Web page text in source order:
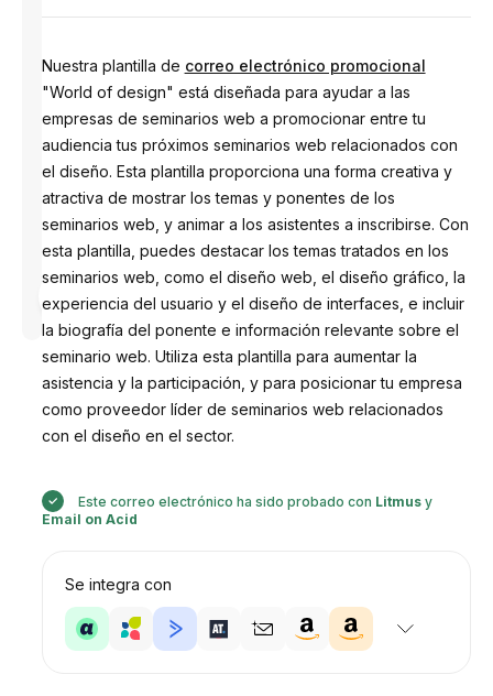
Diseñado
por
Anastasiia
Nuestra plantilla de correo electrónico promocional
"World of design" está diseñada para ayudar a las
empresas de seminarios web a promocionar entre tu
audiencia tus próximos seminarios web relacionados con
el diseño. Esta plantilla proporciona una forma creativa y
atractiva de mostrar los temas y ponentes de los
seminarios web, y animar a los asistentes a inscribirse. Con
esta plantilla, puedes destacar los temas tratados en los
seminarios web, como el diseño web, el diseño gráfico, la
experiencia del usuario y el diseño de interfaces, e incluir
la biografía del ponente e información relevante sobre el
seminario web. Utiliza esta plantilla para aumentar la
asistencia y la participación, y para posicionar tu empresa
como proveedor líder de seminarios web relacionados
con el diseño en el sector.
Este correo electrónico ha sido probado con Litmusy
Email on Acid
Se integra con